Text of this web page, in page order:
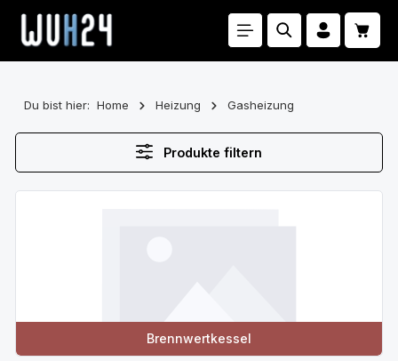
Zum Hauptinhalt springen
Du bist hier: Home Heizung Gasheizung
Produkte filtern
Brennwertkessel